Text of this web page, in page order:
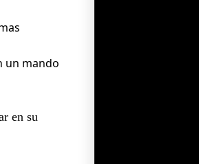
un mando
en su